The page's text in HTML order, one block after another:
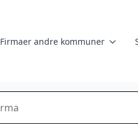
Firmaer andre kommuner